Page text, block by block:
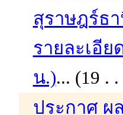
สุราษฎร์ธ
รายละเอีย
น.)... (19
ประกาศ ผ